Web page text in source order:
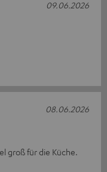
09.06.2026
groß für die Küche.
08.06.2026